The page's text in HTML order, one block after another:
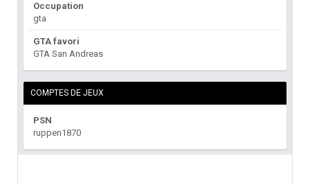
Occupation
gta
GTA favori
GTA San Andreas
COMPTES DE JEUX
PSN
ruppen1870